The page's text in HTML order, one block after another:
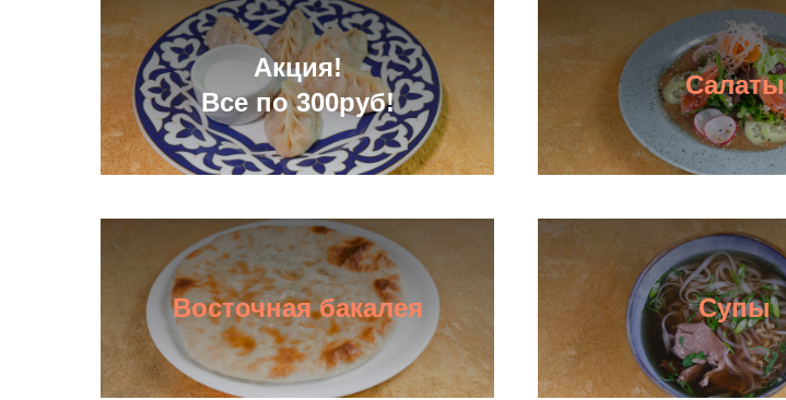
Акция!
Все по 300руб!
Салаты
Восточная бакалея Супы